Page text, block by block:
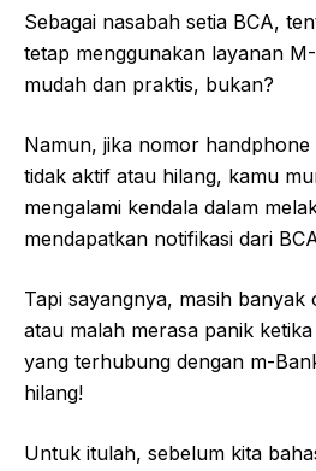
Sebagai nasabah setia BCA,
tetap menggunakan layanan
mudah dan praktis, bukan?
Namun, jika nomor
tidak aktif atau hilang, kamu
mengalami kendala dalam
mendapatkan notifikasi dari
Tapi sayangnya, masih banyak
atau malah merasa panik
yang terhubung dengan m-
hilang!
Untuk itulah, sebelum kita